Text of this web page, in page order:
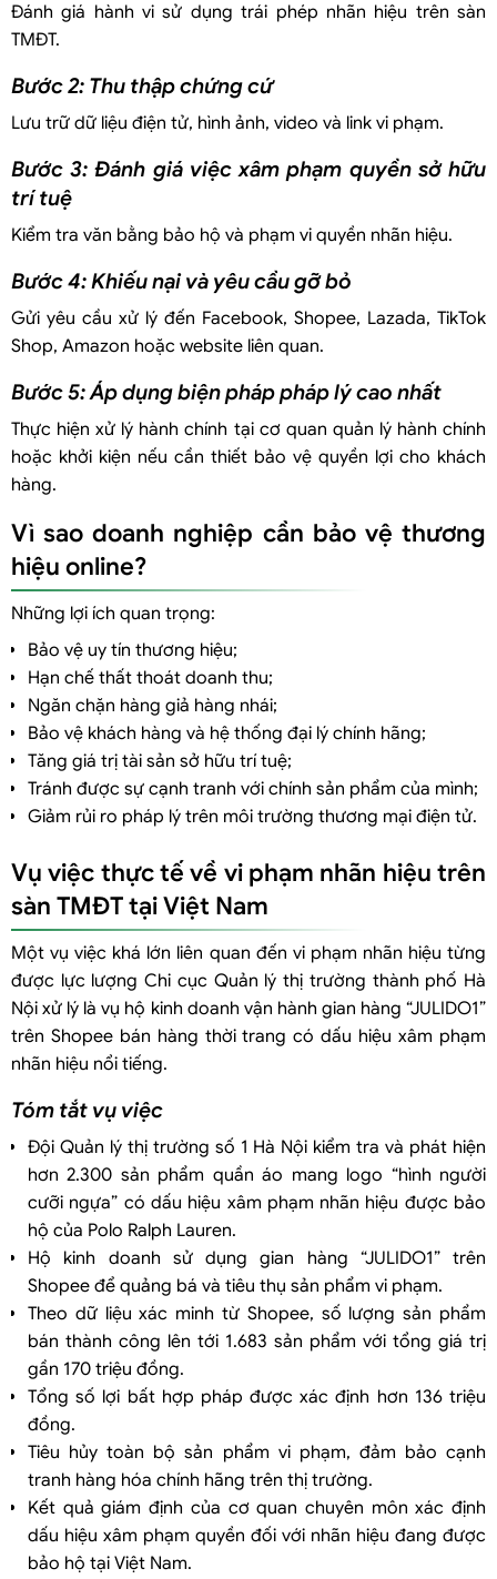
Đánh giá hành vi sử dụng trái phép nhãn hiệu trên sàn
TMĐT.
Bước 2: Thu thập chứng cứ
Lưu trữ dữ liệu điện tử, hình ảnh, video và link vi phạm.
Bước 3: Đánh giá việc xâm phạm quyền sở hữu
trí tuệ
Kiểm tra văn bằng bảo hộ và phạm vi quyền nhãn hiệu.
Bước 4: Khiếu nại và yêu cầu gỡ bỏ
Gửi yêu cầu xử lý đến Facebook, Shopee, Lazada, TikTok
Shop, Amazon hoặc website liên quan.
Bước 5: Áp dụng biện pháp pháp lý cao nhất
Thực hiện xử lý hành chính tại cơ quan quản lý hành chính
hoặc khởi kiện nếu cần thiết bảo vệ quyền lợi cho khách
hàng.
Vì sao doanh nghiệp cần bảo vệ thương
hiệu online?
Những lợi ích quan trọng:
Bảo vệ uy tín thương hiệu;
Hạn chế thất thoát doanh thu;
Ngăn chặn hàng giả hàng nhái;
Bảo vệ khách hàng và hệ thống đại lý chính hãng;
Tăng giá trị tài sản sở hữu trí tuệ;
Tránh được sự cạnh tranh với chính sản phẩm của mình;
Giảm rủi ro pháp lý trên môi trường thương mại điện tử.
Vụ việc thực tế về vi phạm nhãn hiệu trên
sàn TMĐT tại Việt Nam
Một vụ việc khá lớn liên quan đến vi phạm nhãn hiệu từng
được lực lượng Chi cục Quản lý thị trường thành phố Hà
Nội xử lý là vụ hộ kinh doanh vận hành gian hàng “JULIDO1”
trên Shopee bán hàng thời trang có dấu hiệu xâm phạm
nhãn hiệu nổi tiếng.
Tóm tắt vụ việc
Đội Quản lý thị trường số 1 Hà Nội kiểm tra và phát hiện
hơn 2.300 sản phẩm quần áo mang logo “hình người
cưỡi ngựa” có dấu hiệu xâm phạm nhãn hiệu được bảo
hộ của Polo Ralph Lauren.
Hộ kinh doanh sử dụng gian hàng “JULIDO1” trên
Shopee để quảng bá và tiêu thụ sản phẩm vi phạm.
Theo dữ liệu xác minh từ Shopee, số lượng sản phẩm
bán thành công lên tới 1.683 sản phẩm với tổng giá trị
gần 170 triệu đồng.
Tổng số lợi bất hợp pháp được xác định hơn 136 triệu
đồng.
Tiêu hủy toàn bộ sản phẩm vi phạm, đảm bảo cạnh
tranh hàng hóa chính hãng trên thị trường.
Kết quả giám định của cơ quan chuyên môn xác định
dấu hiệu xâm phạm quyền đối với nhãn hiệu đang được
bảo hộ tại Việt Nam.